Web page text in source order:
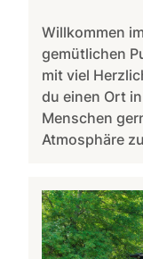
Willkommen
gemütlichen
mit viel
du einen Ort
Menschen
Atmosphäre